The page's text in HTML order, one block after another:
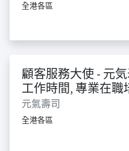
全港各區
顧客服務大使 - 元
工作時間, 專業在職
元氣壽司
全港各區